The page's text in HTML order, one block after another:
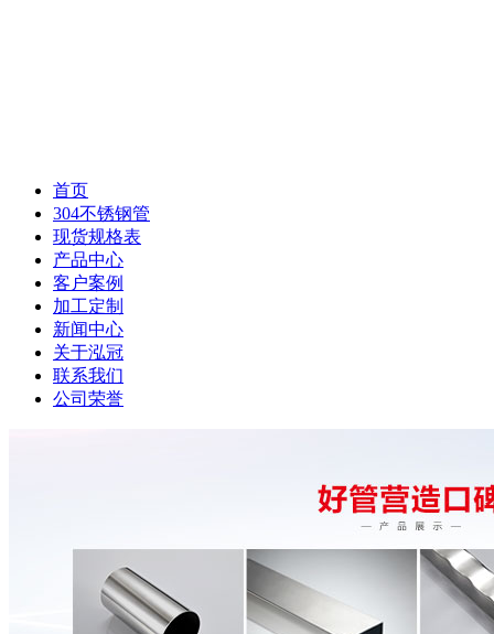
首页
304不锈钢管
现货规格表
产品中心
客户案例
加工定制
新闻中心
关于泓冠
联系我们
公司荣誉